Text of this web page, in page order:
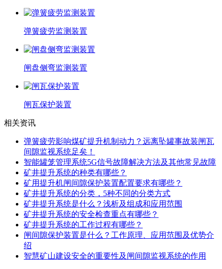
弹簧疲劳监测装置
闸盘侧弯监测装置
闸瓦保护装置
相关资讯
弹簧疲劳影响煤矿提升机制动力？远离坠罐事故装闸瓦
间隙监视系统足矣！
智能罐笼管理系统5G信号故障解决方法及其他常见故障
矿井提升系统的种类有哪些？
矿用提升机闸间隙保护装置配置要求有哪些？
矿井提升系统的分类，5种不同的分类方式
矿井提升系统是什么？浅析及组成和应用范围
矿井提升系统的安全检查重点有哪些？
矿井提升系统的工作过程有哪些？
闸间隙保护装置是什么？工作原理、应用范围及优势介
绍
智慧矿山建设安全的重要性及闸间隙监视系统的作用